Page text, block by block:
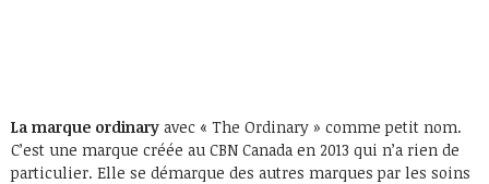
La marque ordinary avec « The Ordinary » comme petit nom.
C’est une marque créée au CBN Canada en 2013 qui n’a rien de
particulier. Elle se démarque des autres marques par les soins